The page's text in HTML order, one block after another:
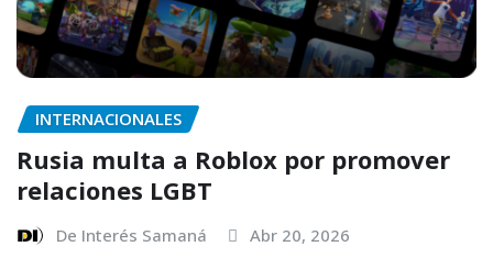
INTERNACIONALES
Rusia multa a Roblox por promover
relaciones LGBT
De Interés Samaná Abr 20, 2026